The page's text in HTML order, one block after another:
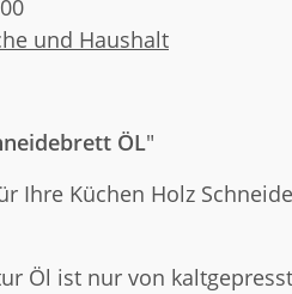
und Haushalt
ÖL"
Ihre Küchen Holz
Öl ist nur von